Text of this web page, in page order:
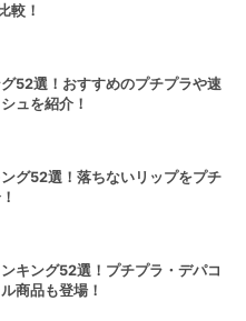
較！
52選！おすすめのプチプラや速
ュを紹介！
グ52選！落ちないリップをプチ
キング52選！プチプラ・デパコ
商品も登場！